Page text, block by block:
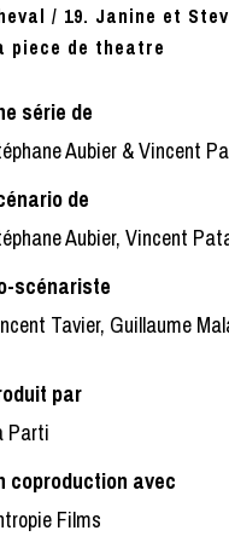
/ 19. Janine et
piece de theatre
série de
Aubier & Vincent
de
Aubier, Vincent
scénariste
Tavier, Guillaume
par
Parti
coproduction avec
Films